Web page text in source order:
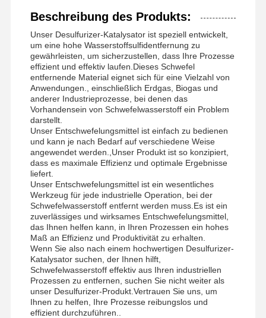
Beschreibung des Produkts:
Unser Desulfurizer-Katalysator ist speziell entwickelt,
um eine hohe Wasserstoffsulfidentfernung zu
gewährleisten, um sicherzustellen, dass Ihre Prozesse
effizient und effektiv laufen.Dieses Schwefel
entfernende Material eignet sich für eine Vielzahl von
Anwendungen., einschließlich Erdgas, Biogas und
anderer Industrieprozesse, bei denen das
Vorhandensein von Schwefelwasserstoff ein Problem
darstellt.
Unser Entschwefelungsmittel ist einfach zu bedienen
und kann je nach Bedarf auf verschiedene Weise
angewendet werden.,Unser Produkt ist so konzipiert,
dass es maximale Effizienz und optimale Ergebnisse
liefert.
Unser Entschwefelungsmittel ist ein wesentliches
Werkzeug für jede industrielle Operation, bei der
Schwefelwasserstoff entfernt werden muss.Es ist ein
zuverlässiges und wirksames Entschwefelungsmittel,
das Ihnen helfen kann, in Ihren Prozessen ein hohes
Maß an Effizienz und Produktivität zu erhalten.
Wenn Sie also nach einem hochwertigen Desulfurizer-
Katalysator suchen, der Ihnen hilft,
Schwefelwasserstoff effektiv aus Ihren industriellen
Prozessen zu entfernen, suchen Sie nicht weiter als
unser Desulfurizer-Produkt.Vertrauen Sie uns, um
Ihnen zu helfen, Ihre Prozesse reibungslos und
effizient durchzuführen..